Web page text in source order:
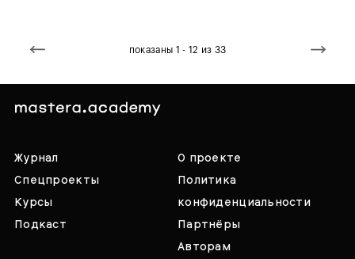
показаны 1 - 12 из 33
Журнал
Спецпроекты
Курсы
Подкаст
О проекте
Политика
конфиденциальности
Партнёры
Авторам